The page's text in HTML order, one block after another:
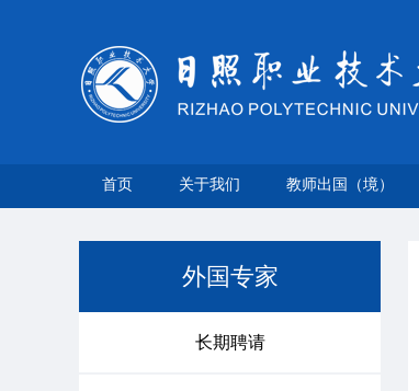
首页 关于我们 教师出国（境）
外国专家
长期聘请